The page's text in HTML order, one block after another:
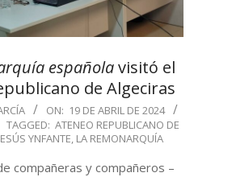
españolavisitó el
de Algeciras
ON: 19 DE ABRIL DE 2024
TAGGED: ATENEO REPUBLICANO DE
YNFANTE, LA REMONARQUÍA
compañeras y compañeros –